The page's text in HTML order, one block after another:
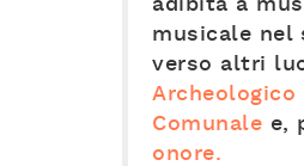
adibita a
musicale nel
verso altri
Archeologico
Comunale e,
onore.